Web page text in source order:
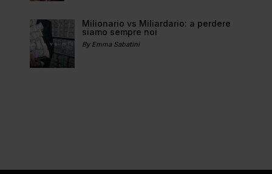
Milionario vs Miliardario: a perdere
siamo sempre noi
By Emma Sabatini